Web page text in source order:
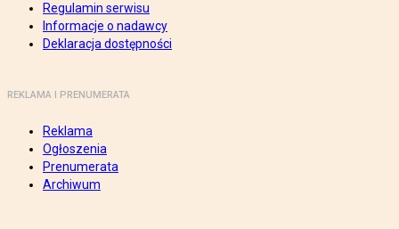
Regulamin serwisu
Informacje o nadawcy
Deklaracja dostępności
REKLAMA I PRENUMERATA
Reklama
Ogłoszenia
Prenumerata
Archiwum